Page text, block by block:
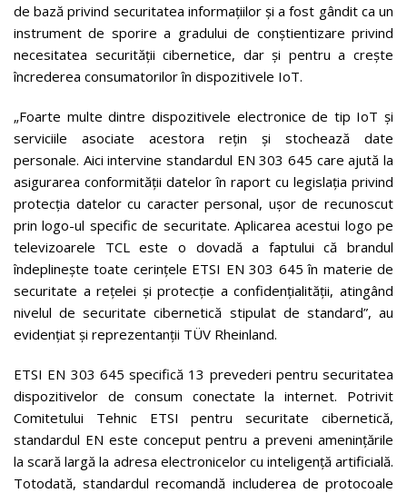
de bază privind securitatea informațiilor și a fost gândit ca un
instrument de sporire a gradului de conștientizare privind
necesitatea securității cibernetice, dar și pentru a crește
încrederea consumatorilor în dispozitivele IoT.
„Foarte multe dintre dispozitivele electronice de tip IoT și
serviciile asociate acestora rețin și stochează date
personale. Aici intervine standardul EN 303 645 care ajută la
asigurarea conformității datelor în raport cu legislația privind
protecția datelor cu caracter personal, ușor de recunoscut
prin logo-ul specific de securitate. Aplicarea acestui logo pe
televizoarele TCL este o dovadă a faptului că brandul
îndeplinește toate cerințele ETSI EN 303 645 în materie de
securitate a rețelei și protecție a confidențialității, atingând
nivelul de securitate cibernetică stipulat de standard”, au
evidențiat și reprezentanții TÜV Rheinland.
ETSI EN 303 645 specifică 13 prevederi pentru securitatea
dispozitivelor de consum conectate la internet. Potrivit
Comitetului Tehnic ETSI pentru securitate cibernetică,
standardul EN este conceput pentru a preveni amenințările
la scară largă la adresa electronicelor cu inteligență artificială.
Totodată, standardul recomandă includerea de protocoale